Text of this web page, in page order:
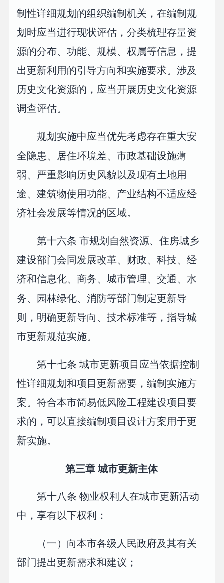
制性详细规划的组织编制机关，在编制规
划时应当进行现状评估，分类梳理存量资
源的分布、功能、规模、权属等信息，提
出更新利用的引导方向和实施要求。涉及
历史文化资源的，应当开展历史文化资源
调查评估。
规划实施中应当优先考虑存在重大安
全隐患、居住环境差、市政基础设施薄
弱、严重影响历史风貌以及现有土地用
途、建筑物使用功能、产业结构不适应经
济社会发展等情况的区域。
第十六条 市规划自然资源、住房城乡
建设部门会同发展改革、财政、科技、经
济和信息化、商务、城市管理、交通、水
务、园林绿化、消防等部门制定更新导
则，明确更新导向、技术标准等，指导城
市更新规范实施。
第十七条 城市更新项目应当依据控制
性详细规划和项目更新需要，编制实施方
案。符合本市简易低风险工程建设项目要
求的，可以直接编制项目设计方案用于更
新实施。
第三章 城市更新主体
第十八条 物业权利人在城市更新活动
中，享有以下权利：
（一）向本市各级人民政府及其有关
部门提出更新需求和建议；